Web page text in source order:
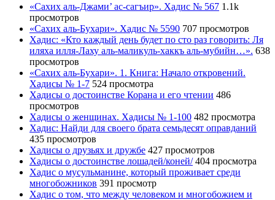
«Сахих аль-Джами’ ас-сагъир». Хадис № 567 1.1k
просмотров
«Сахих аль-Бухари». Хадис № 5590 707 просмотров
Хадис: «Кто каждый день будет по сто раз говорить: Ля
иляха илля-Лаху аль-маликуль-хаккъ аль-мубийн…». 638
просмотров
«Сахих аль-Бухари». 1. Книга: Начало откровений.
Хадисы № 1-7 524 просмотра
Хадисы о достоинстве Корана и его чтении 486
просмотров
Хадисы о женщинах. Хадисы № 1-100 482 просмотра
Хадис: Найди для своего брата семьдесят оправданий
435 просмотров
Хадисы о друзьях и дружбе 427 просмотров
Хадисы о достоинстве лошадей/коней/ 404 просмотра
Хадис о мусульманине, который проживает среди
многобожников 391 просмотр
Хадис о том, что между человеком и многобожием и